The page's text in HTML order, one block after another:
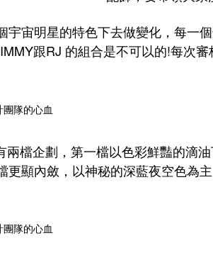
宇宙明星的特色下去做變化，每一
跟RJ 的組合是不可以的!每次
兩檔企劃，第一檔以色彩鮮豔的滴
更顯內斂，以神秘的深藍夜空色為